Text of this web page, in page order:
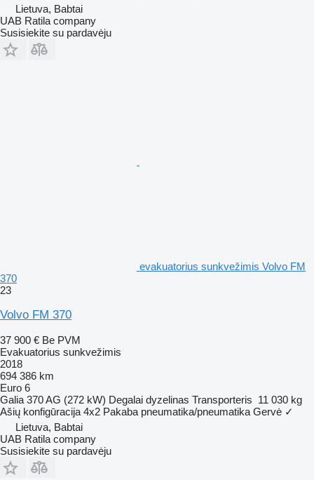
Lietuva, Babtai
UAB Ratila company
Susisiekite su pardavėju
evakuatorius sunkvežimis Volvo FM
370
23
Volvo FM 370
37 900 € Be PVM
Evakuatorius sunkvežimis
2018
694 386 km
Euro 6
Galia 370 AG (272 kW) Degalai dyzelinas Transporteris 11 030 kg
Ašių konfigūracija 4x2 Pakaba pneumatika/pneumatika Gervė ✓
Lietuva, Babtai
UAB Ratila company
Susisiekite su pardavėju